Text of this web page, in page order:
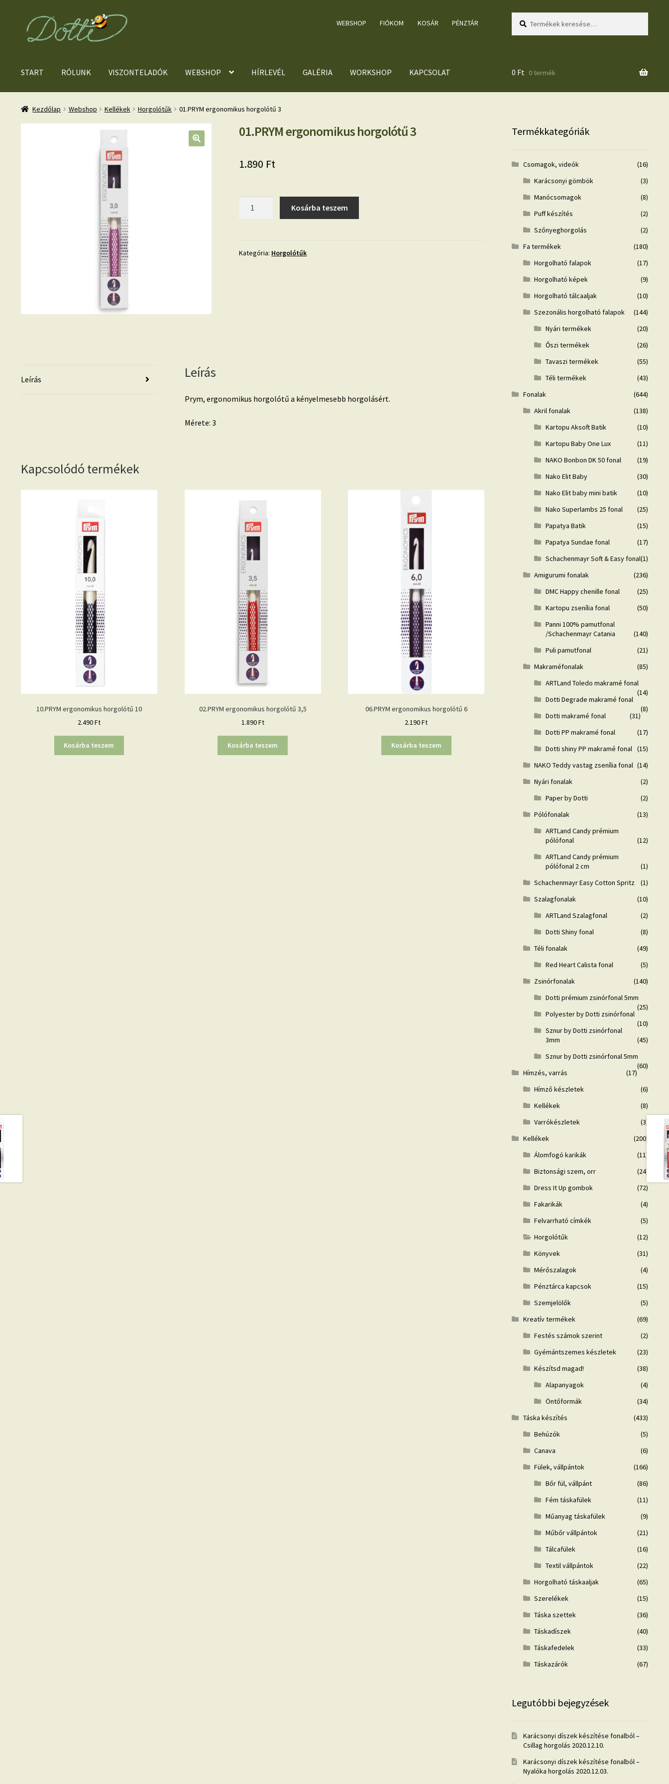
Ugrás
navigációhoz
Kilépés
tartalomba
WEBSHOP FIÓKOM KOSÁR PÉNZTÁR
START RÓLUNK VISZONTELADÓK WEBSHOP HÍRLEVÉL GALÉRIA WORKSHOP KAPCSOLAT 0 Ft 0 termék
Kezdőlap Webshop Kellékek Horgolótűk 01.PRYM ergonomikus horgolótű 3
01.PRYM ergonomikus horgolótű 3
1.890 Ft
mennyiség
Kosárba teszem
Kategória: Horgolótűk
Leírás Leírás
Prym, ergonomikus horgolótű a kényelmesebb horgolásért.
Mérete: 3
Kapcsolódó termékek
10.PRYM ergonomikus horgolótű 10
2.490Ft
Kosárba teszem
02.PRYM ergonomikus horgolótű 3,5
1.890Ft
Kosárba teszem
06.PRYM ergonomikus horgolótű 6
2.190Ft
Kosárba teszem
Termékkategóriák
Csomagok, videók
(16)
Karácsonyi gömbök
(3)
Manócsomagok
(8)
Puff készítés
(2)
Szőnyeghorgolás
(2)
Fa termékek
(180)
Horgolható falapok
(17)
Horgolható képek
(9)
Horgolható tálcaaljak
(10)
Szezonális horgolható falapok
(144)
Nyári termékek
(20)
Őszi termékek
(26)
Tavaszi termékek
(55)
Téli termékek
(43)
Fonalak
(644)
Akril fonalak
(138)
Kartopu Aksoft Batik
(10)
Kartopu Baby One Lux
(11)
NAKO Bonbon DK 50 fonal
(19)
Nako Elit Baby
(30)
Nako Elit baby mini batik
(10)
Nako Superlambs 25 fonal
(25)
Papatya Batik
(15)
Papatya Sundae fonal
(17)
Schachenmayr Soft & Easy fonal(1)
Amigurumi fonalak
(236)
DMC Happy chenille fonal
(25)
Kartopu zsenília fonal
(50)
Panni 100% pamutfonal
/Schachenmayr Catania
(140)
Puli pamutfonal
(21)
Makraméfonalak
(85)
ARTLand Toledo makramé fonal
(14)
Dotti Degrade makramé fonal
(8)
Dotti makramé fonal
(31)
Dotti PP makramé fonal
(17)
Dotti shiny PP makramé fonal (15)
NAKO Teddy vastag zsenília fonal (14)
Nyári fonalak
(2)
Paper by Dotti
(2)
Pólófonalak
(13)
ARTLand Candy prémium
pólófonal
(12)
ARTLand Candy prémium
pólófonal 2 cm
(1)
Schachenmayr Easy Cotton Spritz
(1)
Szalagfonalak
(10)
ARTLand Szalagfonal
(2)
Dotti Shiny fonal
(8)
Téli fonalak
(49)
Red Heart Calista fonal
(5)
Zsinórfonalak
(140)
Dotti prémium zsinórfonal 5mm
(25)
Polyester by Dotti zsinórfonal
(10)
Sznur by Dotti zsinórfonal
3mm
(45)
Sznur by Dotti zsinórfonal 5mm
(60)
Hímzés, varrás
(17)
Hímző készletek
(6)
Kellékek
(8)
Varrókészletek
(3)
Kellékek
(200)
Álomfogó karikák
(11)
Biztonsági szem, orr
(24)
Dress It Up gombok
(72)
Fakarikák
(4)
Felvarrható címkék
(5)
Horgolótűk
(12)
Könyvek
(31)
Mérőszalagok
(4)
Pénztárca kapcsok
(15)
Szemjelölők
(5)
Kreatív termékek
(69)
Festés számok szerint
(2)
Gyémántszemes készletek
(23)
Készítsd magad!
(38)
Alapanyagok
(4)
Öntőformák
(34)
Táska készítés
(433)
Behúzók
(5)
Canava
(6)
Fülek, vállpántok
(166)
Bőr fül, vállpánt
(86)
Fém táskafülek
(11)
Műanyag táskafülek
(9)
Műbőr vállpántok
(21)
Tálcafülek
(16)
Textil vállpántok
(22)
Horgolható táskaaljak
(65)
Szerelékek
(15)
Táska szettek
(36)
Táskadíszek
(40)
Táskafedelek
(33)
Táskazárók
(67)
Legutóbbi bejegyzések
Karácsonyi díszek készítése fonalból –
Csillag horgolás 2020.12.10.
Karácsonyi díszek készítése fonalból –
Nyalóka horgolás 2020.12.03.